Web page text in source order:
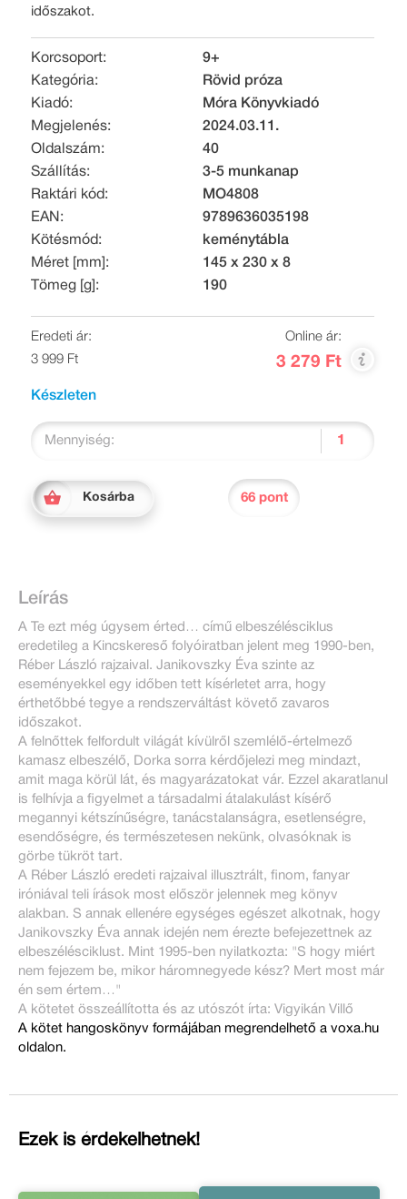
időszakot.
Korcsoport:
9+
Kategória:
Rövid próza
Kiadó:
Móra Könyvkiadó
Megjelenés:
2024.03.11.
Oldalszám:
40
Szállítás:
3-5 munkanap
Raktári kód:
MO4808
EAN:
9789636035198
Kötésmód:
keménytábla
Méret [mm]:
145 x 230 x 8
Tömeg [g]:
190
Eredeti ár:
3 999 Ft
Online ár:
3 279 Ft
Készleten
Mennyiség:
Kosárba 66 pont
Leírás
A Te ezt még úgysem érted… című elbeszélésciklus
eredetileg a Kincskereső folyóiratban jelent meg 1990-ben,
Réber László rajzaival. Janikovszky Éva szinte az
eseményekkel egy időben tett kísérletet arra, hogy
érthetőbbé tegye a rendszerváltást követő zavaros
időszakot.
A felnőttek felfordult világát kívülről szemlélő-értelmező
kamasz elbeszélő, Dorka sorra kérdőjelezi meg mindazt,
amit maga körül lát, és magyarázatokat vár. Ezzel akaratlanul
is felhívja a figyelmet a társadalmi átalakulást kísérő
megannyi kétszínűségre, tanácstalanságra, esetlenségre,
esendőségre, és természetesen nekünk, olvasóknak is
görbe tükröt tart.
A Réber László eredeti rajzaival illusztrált, finom, fanyar
iróniával teli írások most először jelennek meg könyv
alakban. S annak ellenére egységes egészet alkotnak, hogy
Janikovszky Éva annak idején nem érezte befejezettnek az
elbeszélésciklust. Mint 1995-ben nyilatkozta: "S hogy miért
nem fejezem be, mikor háromnegyede kész? Mert most már
én sem értem…"
A kötetet összeállította és az utószót írta: Vigyikán Villő
A kötet hangoskönyv formájában megrendelhető a voxa.hu
oldalon.
Ezek is érdekelhetnek!